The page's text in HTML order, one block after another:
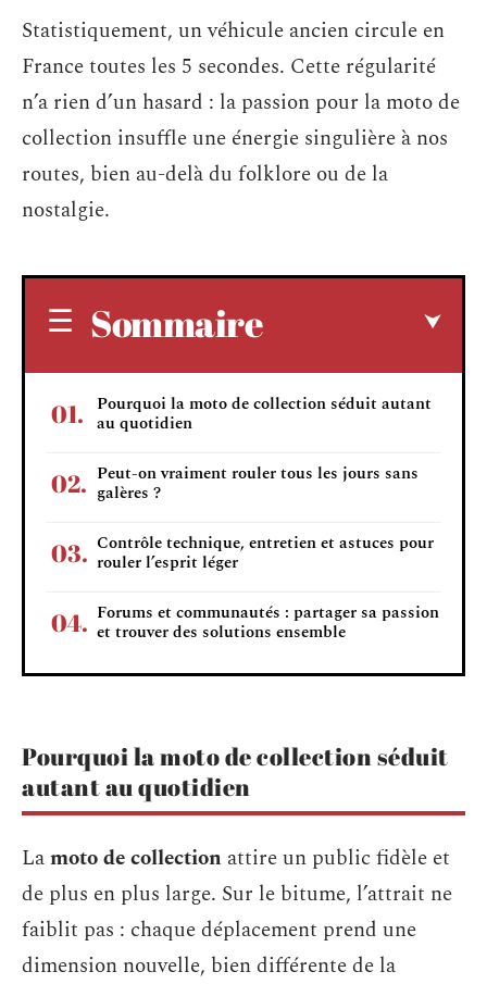
Statistiquement, un véhicule ancien circule en
France toutes les 5 secondes. Cette régularité
n’a rien d’un hasard : la passion pour la moto de
collection insuffle une énergie singulière à nos
routes, bien au-delà du folklore ou de la
nostalgie.
Sommaire
Pourquoi la moto de collection séduit autant
au quotidien
Peut-on vraiment rouler tous les jours sans
galères ?
Contrôle technique, entretien et astuces pour
rouler l’esprit léger
Forums et communautés : partager sa passion
et trouver des solutions ensemble
Pourquoi la moto de collection séduit
autant au quotidien
Lamoto de collection attire un public fidèle et
de plus en plus large. Sur le bitume, l’attrait ne
faiblit pas : chaque déplacement prend une
dimension nouvelle, bien différente de la